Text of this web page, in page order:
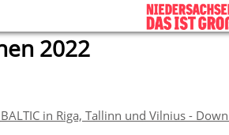
2022
in Riga, Tallinn und Vilnius -